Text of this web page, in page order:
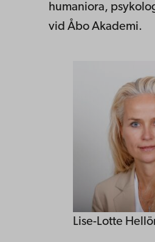
humaniora,
vid Åbo Akademi.
Lise-Lotte